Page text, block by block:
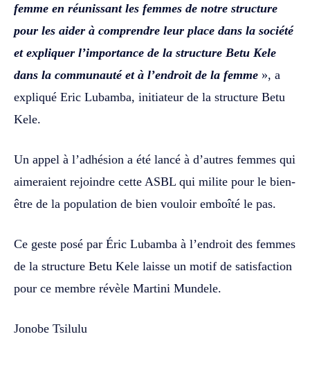
femme en réunissant les femmes de notre structure
pour les aider à comprendre leur place dans la société
et expliquer l’importance de la structure Betu Kele
dans la communauté et à l’endroit de la femme », a
expliqué Eric Lubamba, initiateur de la structure Betu
Kele.
Un appel à l’adhésion a été lancé à d’autres femmes qui
aimeraient rejoindre cette ASBL qui milite pour le bien-
être de la population de bien vouloir emboîté le pas.
Ce geste posé par Éric Lubamba à l’endroit des femmes
de la structure Betu Kele laisse un motif de satisfaction
pour ce membre révèle Martini Mundele.
Jonobe Tsilulu